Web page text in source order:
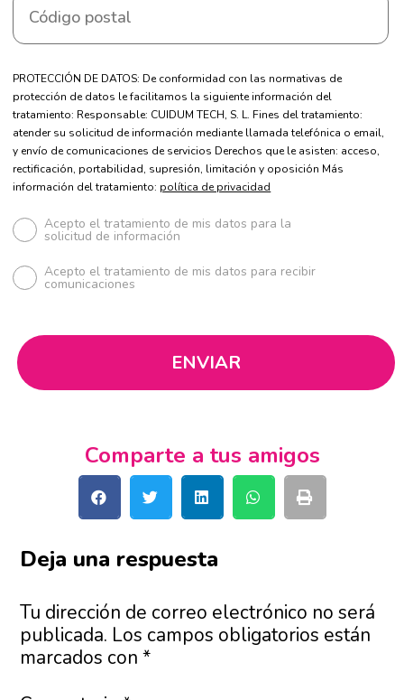
PROTECCIÓN DE DATOS: De conformidad con las normativas de
protección de datos le facilitamos la siguiente información del
tratamiento: Responsable: CUIDUM TECH, S. L. Fines del tratamiento:
atender su solicitud de información mediante llamada telefónica o email,
y envío de comunicaciones de servicios Derechos que le asisten: acceso,
rectificación, portabilidad, supresión, limitación y oposición Más
información del tratamiento: política de privacidad
Acepto el tratamiento de mis datos para la
solicitud de información
Acepto el tratamiento de mis datos para recibir
comunicaciones
Comparte a tus amigos
Deja una respuesta
Tu dirección de correo electrónico no será
publicada. Los campos obligatorios están
marcados con*